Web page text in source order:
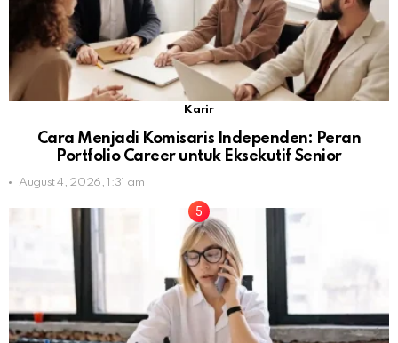
Karir
Cara Menjadi Komisaris Independen: Peran
Portfolio Career untuk Eksekutif Senior
August 4, 2026, 1:31 am